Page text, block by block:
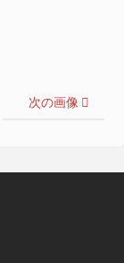
次の画像